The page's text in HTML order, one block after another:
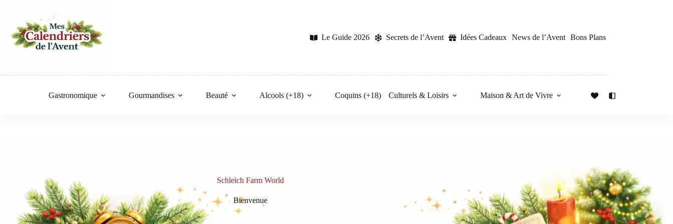
Le Guide 2026
Secrets de l’Avent Idées Cadeaux News de l’Avent Bons Plans
Gastronomique Gourmandises Beauté Alcools (+18) Coquins (+18) Culturels & Loisirs Maison & Art de Vivre
Schleich Farm World
Bienvenue